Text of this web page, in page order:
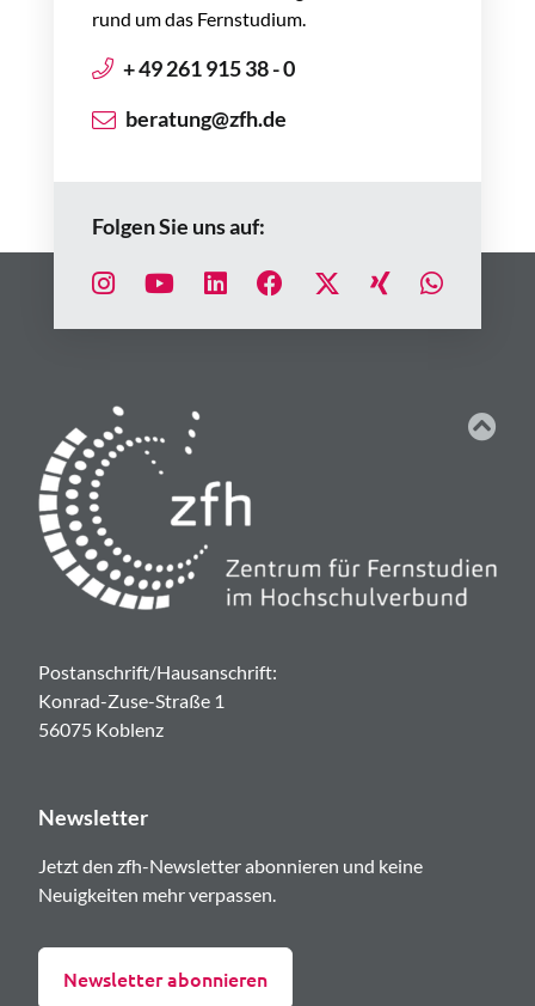
rund um das Fernstudium.
+ 49 261 915 38 - 0
beratung@zfh.de
Folgen Sie uns auf:
Postanschrift/Hausanschrift:
Konrad-Zuse-Straße 1
56075 Koblenz
Newsletter
Jetzt den zfh-Newsletter abonnieren und keine
Neuigkeiten mehr verpassen.
Newsletter abonnieren